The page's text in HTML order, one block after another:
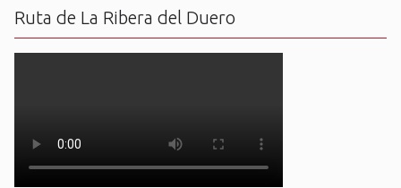
Ruta de La Ribera del Duero